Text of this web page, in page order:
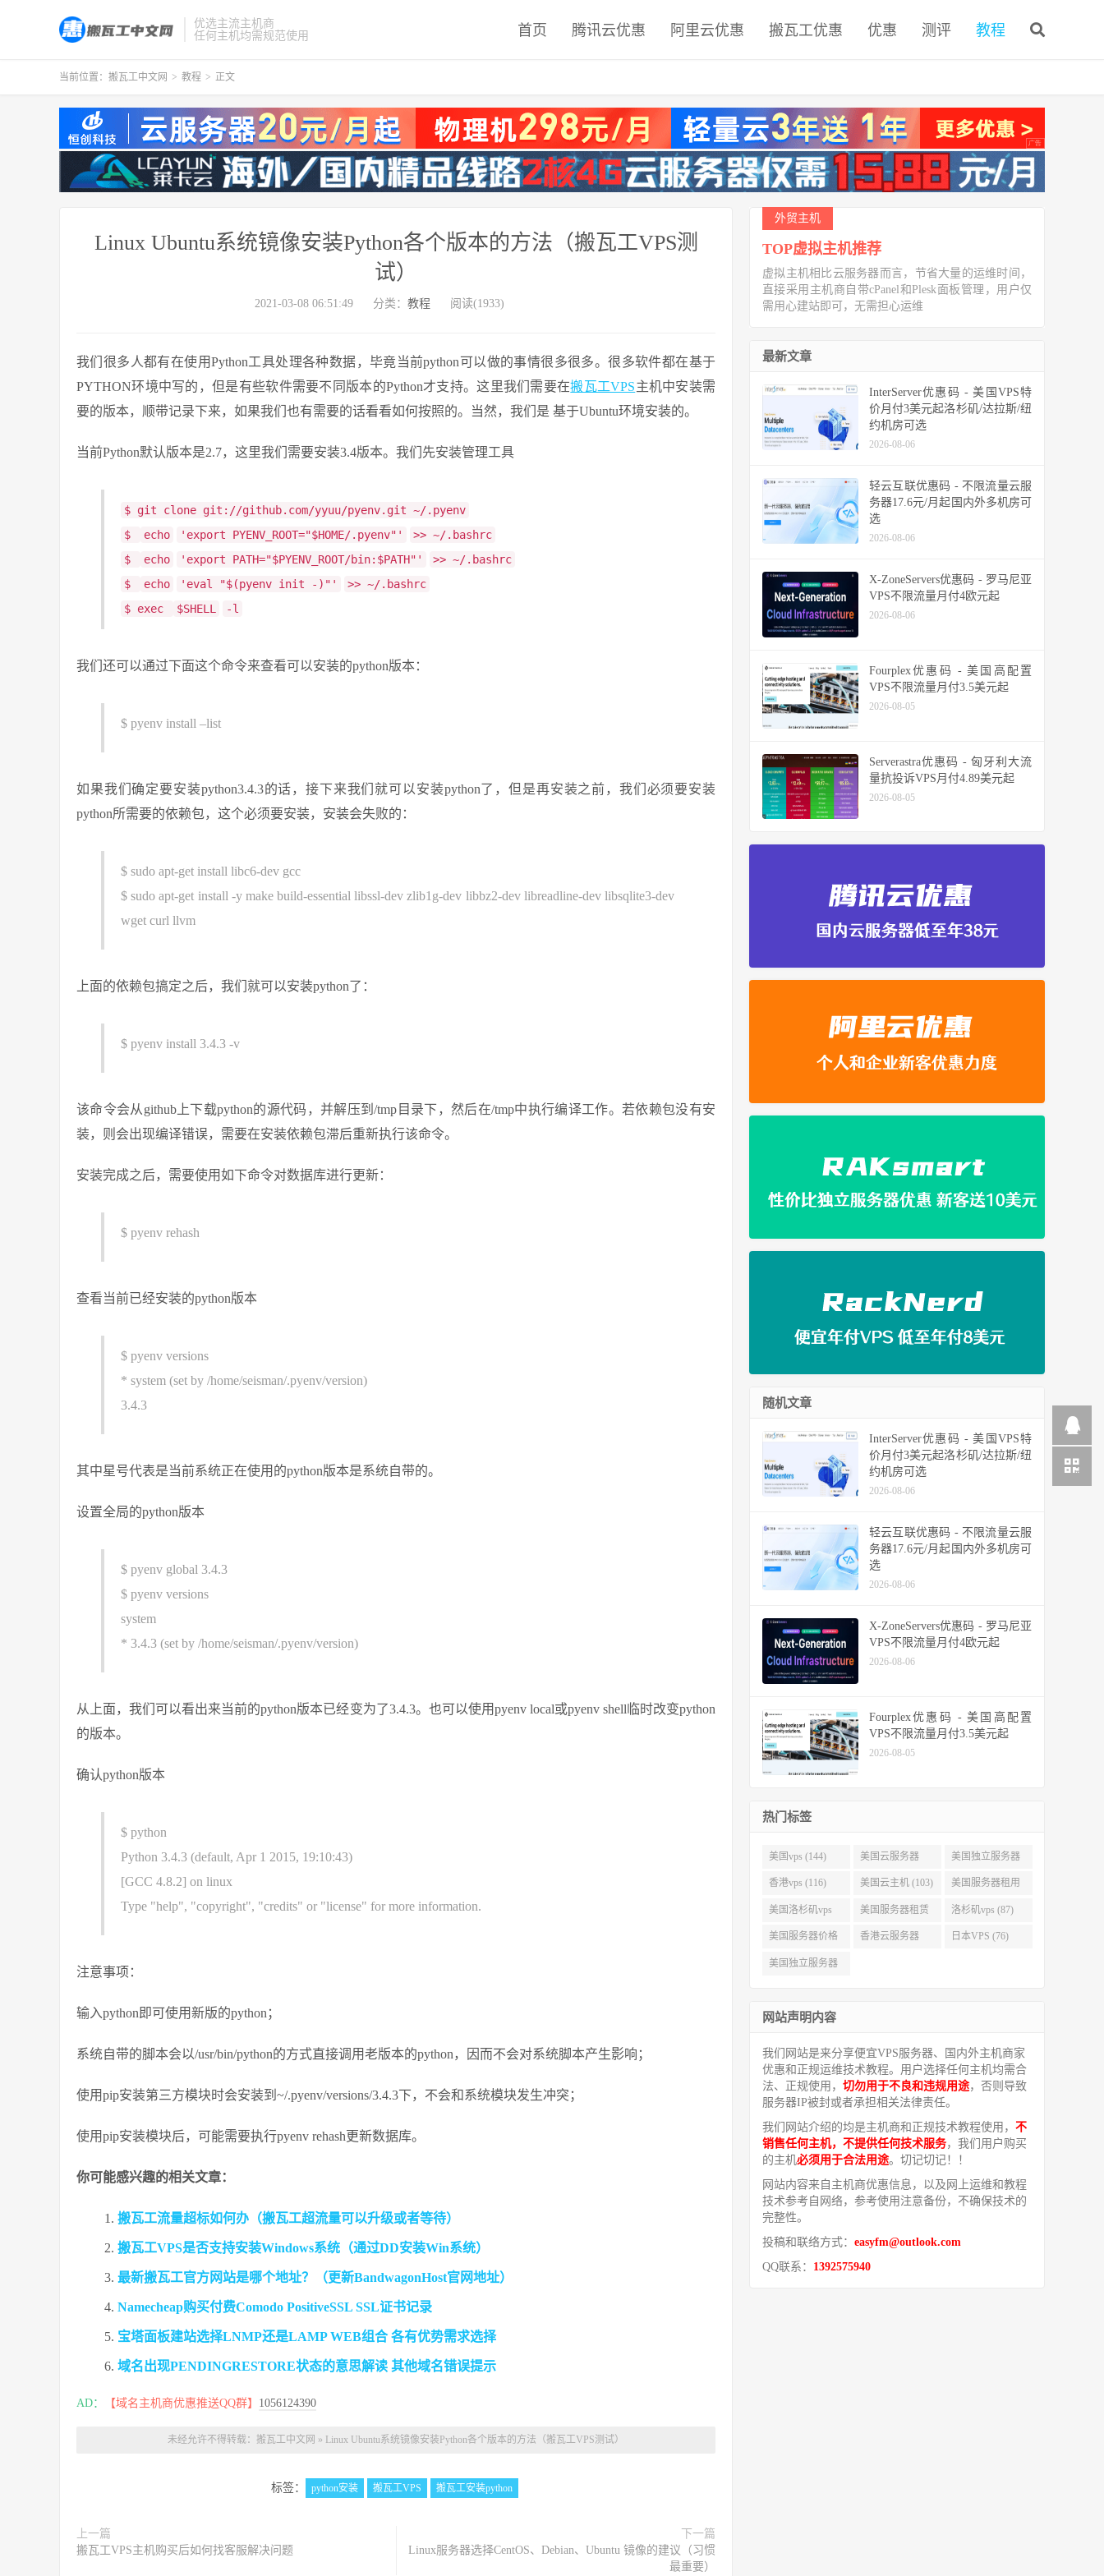
优选主流主机商
任何主机均需规范使用
首页 腾讯云优惠 阿里云优惠 搬瓦工优惠 优惠 测评 教程
当前位置： 搬瓦工中文网 > 教程 > 正文
Linux Ubuntu系统镜像安装Python各个版本的方法（搬瓦工VPS测
试）
2021-03-08 06:51:49 分类： 教程 阅读(1933)
我们很多人都有在使用Python工具处理各种数据，毕竟当前python可以做的事情很多很多。很多软件都在基于
PYTHON环境中写的，但是有些软件需要不同版本的Python才支持。这里我们需要在搬瓦工VPS主机中安装需
要的版本，顺带记录下来，如果我们也有需要的话看看如何按照的。当然，我们是 基于Ubuntu环境安装的。
当前Python默认版本是2.7，这里我们需要安装3.4版本。我们先安装管理工具
$ git clone git://github.com/yyuu/pyenv.git ~/.pyenv
$
echo 'export PYENV_ROOT="$HOME/.pyenv"'
>> ~/.bashrc
$
echo 'export PATH="$PYENV_ROOT/bin:$PATH"'
>> ~/.bashrc
$
echo 'eval "$(pyenv init -)"'
>> ~/.bashrc
$ exec
$SHELL -l
我们还可以通过下面这个命令来查看可以安装的python版本：
$ pyenv install –list
如果我们确定要安装python3.4.3的话，接下来我们就可以安装python了，但是再安装之前，我们必须要安装
python所需要的依赖包，这个必须要安装，安装会失败的：
$ sudo apt-get install libc6-dev gcc
$ sudo apt-get install -y make build-essential libssl-dev zlib1g-dev libbz2-dev libreadline-dev libsqlite3-dev
wget curl llvm
上面的依赖包搞定之后，我们就可以安装python了：
$ pyenv install 3.4.3 -v
该命令会从github上下载python的源代码，并解压到/tmp目录下，然后在/tmp中执行编译工作。若依赖包没有安
装，则会出现编译错误，需要在安装依赖包滞后重新执行该命令。
安装完成之后，需要使用如下命令对数据库进行更新：
$ pyenv rehash
查看当前已经安装的python版本
$ pyenv versions
* system (set by /home/seisman/.pyenv/version)
3.4.3
其中星号代表是当前系统正在使用的python版本是系统自带的。
设置全局的python版本
$ pyenv global 3.4.3
$ pyenv versions
system
* 3.4.3 (set by /home/seisman/.pyenv/version)
从上面，我们可以看出来当前的python版本已经变为了3.4.3。也可以使用pyenv local或pyenv shell临时改变python
的版本。
确认python版本
$ python
Python 3.4.3 (default, Apr 1 2015, 19:10:43)
[GCC 4.8.2] on linux
Type "help", "copyright", "credits" or "license" for more information.
注意事项：
输入python即可使用新版的python；
系统自带的脚本会以/usr/bin/python的方式直接调用老版本的python，因而不会对系统脚本产生影响；
使用pip安装第三方模块时会安装到~/.pyenv/versions/3.4.3下，不会和系统模块发生冲突；
使用pip安装模块后，可能需要执行pyenv rehash更新数据库。
你可能感兴趣的相关文章：
搬瓦工流量超标如何办（搬瓦工超流量可以升级或者等待）
搬瓦工VPS是否支持安装Windows系统（通过DD安装Win系统）
最新搬瓦工官方网站是哪个地址？（更新BandwagonHost官网地址）
Namecheap购买付费Comodo PositiveSSL SSL证书记录
宝塔面板建站选择LNMP还是LAMP WEB组合 各有优势需求选择
域名出现PENDINGRESTORE状态的意思解读 其他域名错误提示
AD： 【域名主机商优惠推送QQ群】 1056124390
未经允许不得转载： 搬瓦工中文网 » Linux Ubuntu系统镜像安装Python各个版本的方法（搬瓦工VPS测试）
标签： python安装 搬瓦工VPS 搬瓦工安装python
上一篇
搬瓦工VPS主机购买后如何找客服解决问题
下一篇
Linux服务器选择CentOS、Debian、Ubuntu 镜像的建议（习惯
最重要）
外贸主机
TOP虚拟主机推荐
虚拟主机相比云服务器而言，节省大量的运维时间，
直接采用主机商自带cPanel和Plesk面板管理，用户仅
需用心建站即可，无需担心运维
最新文章
InterServer优惠码 - 美国VPS特
价月付3美元起洛杉矶/达拉斯/纽
约机房可选
2026-08-06
轻云互联优惠码 - 不限流量云服
务器17.6元/月起国内外多机房可
选
2026-08-06
X-ZoneServers优惠码 - 罗马尼亚
VPS不限流量月付4欧元起
2026-08-06
Fourplex优惠码 - 美国高配置
VPS不限流量月付3.5美元起
2026-08-05
Serverastra优惠码 - 匈牙利大流
量抗投诉VPS月付4.89美元起
2026-08-05
随机文章
InterServer优惠码 - 美国VPS特
价月付3美元起洛杉矶/达拉斯/纽
约机房可选
2026-08-06
轻云互联优惠码 - 不限流量云服
务器17.6元/月起国内外多机房可
选
2026-08-06
X-ZoneServers优惠码 - 罗马尼亚
VPS不限流量月付4欧元起
2026-08-06
Fourplex优惠码 - 美国高配置
VPS不限流量月付3.5美元起
2026-08-05
热门标签
美国vps (144) 美国云服务器
(143)
美国独立服务器
(118)
香港vps (116) 美国云主机 (103) 美国服务器租用
(99)
美国洛杉矶vps
(94)
美国服务器租赁
(91)
洛杉矶vps (87)
美国服务器价格
(82)
香港云服务器 日本VPS (76)
美国独立服务器
网站声明内容
我们网站是来分享便宜VPS服务器、国内外主机商家
优惠和正规运维技术教程。用户选择任何主机均需合
法、正规使用， 切勿用于不良和违规用途，否则导致
服务器IP被封或者承担相关法律责任。
我们网站介绍的均是主机商和正规技术教程使用， 不
销售任何主机，不提供任何技术服务，我们用户购买
的主机必须用于合法用途。切记切记！！
网站内容来自主机商优惠信息，以及网上运维和教程
技术参考自网络，参考使用注意备份，不确保技术的
完整性。
投稿和联络方式： easyfm@outlook.com
QQ联系： 1392575940